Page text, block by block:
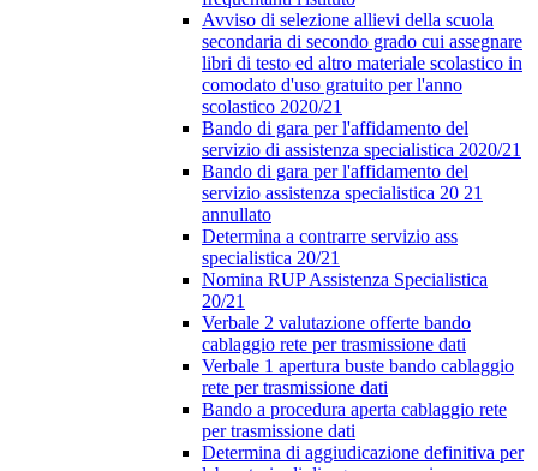
Avviso di selezione allievi della scuola
secondaria di secondo grado cui assegnare
libri di testo ed altro materiale scolastico in
comodato d'uso gratuito per l'anno
scolastico 2020/21
Bando di gara per l'affidamento del
servizio di assistenza specialistica 2020/21
Bando di gara per l'affidamento del
servizio assistenza specialistica 20 21
annullato
Determina a contrarre servizio ass
specialistica 20/21
Nomina RUP Assistenza Specialistica
20/21
Verbale 2 valutazione offerte bando
cablaggio rete per trasmissione dati
Verbale 1 apertura buste bando cablaggio
rete per trasmissione dati
Bando a procedura aperta cablaggio rete
per trasmissione dati
Determina di aggiudicazione definitiva per